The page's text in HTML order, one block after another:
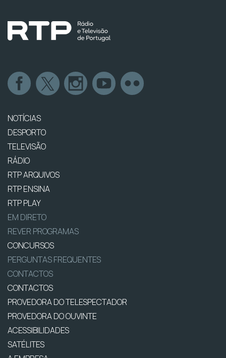
NOTÍCIAS
DESPORTO
TELEVISÃO
RÁDIO
RTP ARQUIVOS
RTP ENSINA
RTP PLAY
EM DIRETO
REVER PROGRAMAS
CONCURSOS
PERGUNTAS FREQUENTES
CONTACTOS
CONTACTOS
PROVEDORA DO TELESPECTADOR
PROVEDORA DO OUVINTE
ACESSIBILIDADES
SATÉLITES